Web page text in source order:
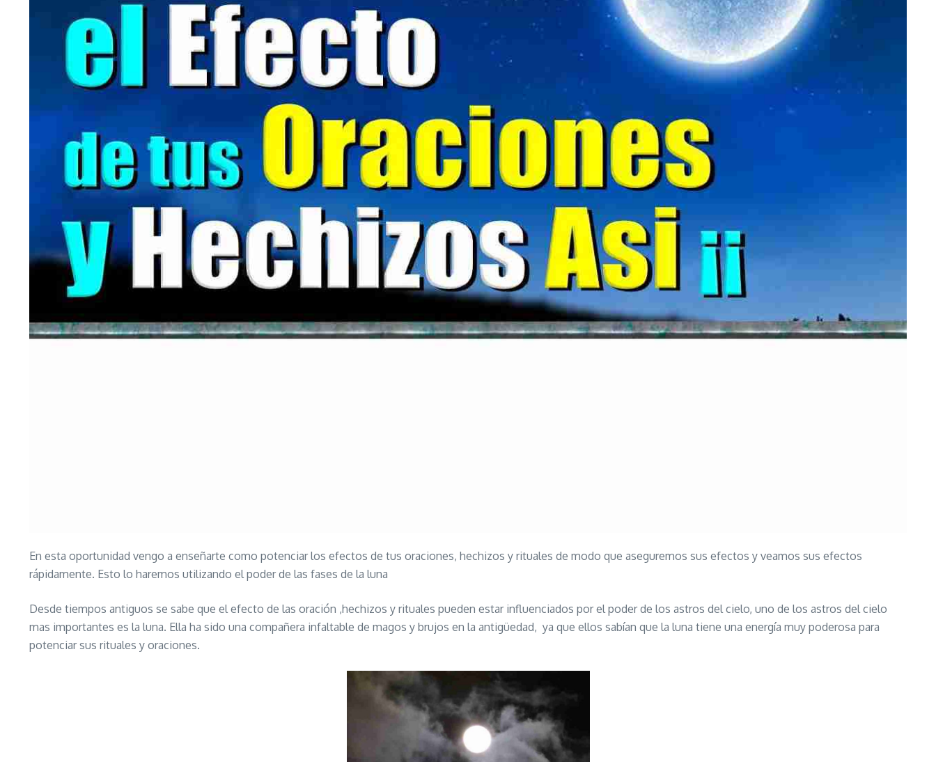
En esta oportunidad vengo a enseñarte como potenciar los efectos de tus oraciones, hechizos y rituales de modo que aseguremos sus efectos y veamos sus efectos
rápidamente. Esto lo haremos utilizando el poder de las fases de la luna
Desde tiempos antiguos se sabe que el efecto de las oración ,hechizos y rituales pueden estar influenciados por el poder de los astros del cielo, uno de los astros del cielo
mas importantes es la luna. Ella ha sido una compañera infaltable de magos y brujos en la antigüedad, ya que ellos sabían que la luna tiene una energía muy poderosa para
potenciar sus rituales y oraciones.